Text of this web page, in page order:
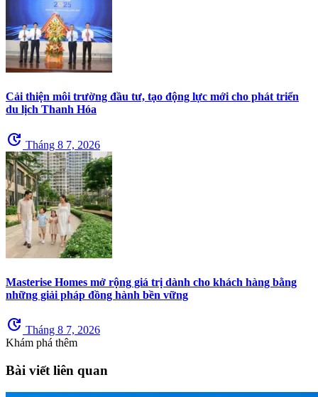
Cải thiện môi trường đầu tư, tạo động lực mới cho phát triển
du lịch Thanh Hóa
update Tháng 8 7, 2026
Masterise Homes mở rộng giá trị dành cho khách hàng bằng
những giải pháp đồng hành bền vững
update Tháng 8 7, 2026
Khám phá thêm
Bài viết liên quan